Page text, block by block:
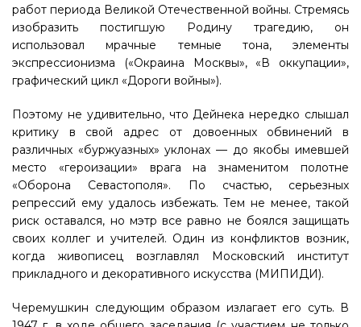
работ периода Великой Отечественной войны. Стремясь
изобразить постигшую Родину трагедию, он
использовал мрачные темные тона, элементы
экспрессионизма («Окраина Москвы», «В оккупации»,
графический цикл «Дороги войны»).
Поэтому не удивительно, что Дейнека нередко слышал
критику в свой адрес от довоенных обвинений в
различных «буржуазных» уклонах — до якобы имевшей
место «героизации» врага на знаменитом полотне
«Оборона Севастополя». По счастью, серьезных
репрессий ему удалось избежать. Тем не менее, такой
риск оставался, но мэтр все равно не боялся защищать
своих коллег и учителей. Один из конфликтов возник,
когда живописец возглавлял Московский институт
прикладного и декоративного искусства (МИПИДИ).
Черемушкин следующим образом излагает его суть. В